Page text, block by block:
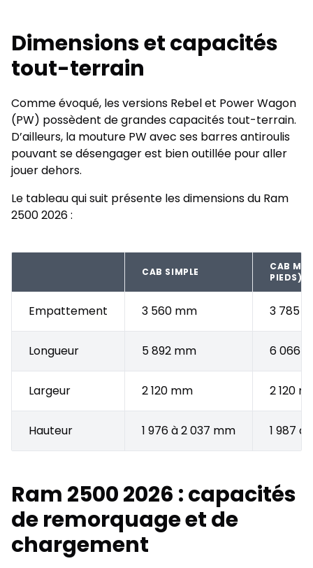
Dimensions et capacités
tout-terrain
Comme évoqué, les versions Rebel et Power Wagon
(PW) possèdent de grandes capacités tout-terrain.
D’ailleurs, la mouture PW avec ses barres antiroulis
pouvant se désengager est bien outillée pour aller
jouer dehors.
Le tableau qui suit présente les dimensions du Ram
2500 2026 :
CAB SIMPLE
CAB
PIEDS)
Empattement 3 560 mm 3 785
Longueur 5 892 mm 6 066
Largeur 2 120 mm 2 120
Hauteur 1 976 à 2 037 mm 1 987 à
Ram 2500 2026 : capacités
de remorquage et de
chargement